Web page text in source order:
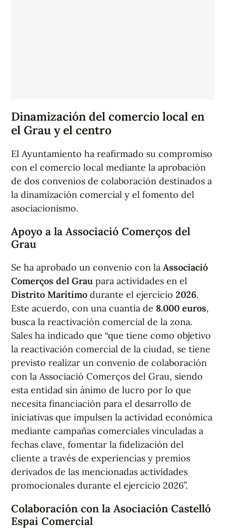
Dinamización del comercio local en
el Grau y el centro
El Ayuntamiento ha reafirmado su compromiso
con el comercio local mediante la aprobación
de dos convenios de colaboración destinados a
la dinamización comercial y el fomento del
asociacionismo.
Apoyo a la Associació Comerços del
Grau
Se ha aprobado un convenio con la Associació
Comerços del Grau para actividades en el
Distrito Marítimo durante el ejercicio 2026.
Este acuerdo, con una cuantía de 8.000 euros,
busca la reactivación comercial de la zona.
Sales ha indicado que “que tiene como objetivo
la reactivación comercial de la ciudad, se tiene
previsto realizar un convenio de colaboración
con la Associació Comerços del Grau, siendo
esta entidad sin ánimo de lucro por lo que
necesita financiación para el desarrollo de
iniciativas que impulsen la actividad económica
mediante campañas comerciales vinculadas a
fechas clave, fomentar la fidelización del
cliente a través de experiencias y premios
derivados de las mencionadas actividades
promocionales durante el ejercicio 2026”.
Colaboración con la Asociación Castelló
Espai Comercial